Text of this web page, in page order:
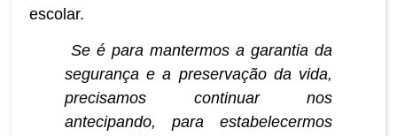
escolar.
Se é para mantermos a garantia da
segurança e a preservação da vida,
precisamos continuar nos
antecipando, para estabelecermos